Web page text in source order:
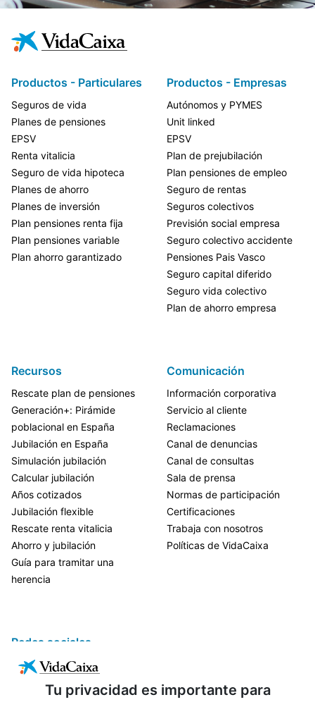
Tu privacidad es importante para
Productos - Particulares
Seguros de vida
Planes de pensiones
EPSV
Renta vitalicia
Seguro de vida hipoteca
Planes de ahorro
Planes de inversión
Plan pensiones renta fija
Plan pensiones variable
Plan ahorro garantizado
Productos - Empresas
Autónomos y PYMES
Unit linked
EPSV
Plan de prejubilación
Plan pensiones de empleo
Seguro de rentas
Seguros colectivos
Previsión social empresa
Seguro colectivo accidente
Pensiones Pais Vasco
Seguro capital diferido
Seguro vida colectivo
Plan de ahorro empresa
Recursos
Rescate plan de pensiones
Generación+: Pirámide
poblacional en España
Jubilación en España
Simulación jubilación
Calcular jubilación
Años cotizados
Jubilación flexible
Rescate renta vitalicia
Ahorro y jubilación
Guía para tramitar una
herencia
Comunicación
Información corporativa
Servicio al cliente
Reclamaciones
Canal de denuncias
Canal de consultas
Sala de prensa
Normas de participación
Certificaciones
Trabaja con nosotros
Políticas de VidaCaixa
Redes sociales